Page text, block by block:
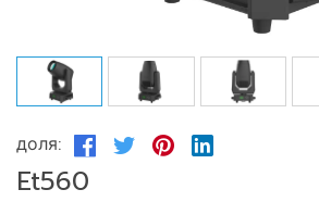
доля:
Et560